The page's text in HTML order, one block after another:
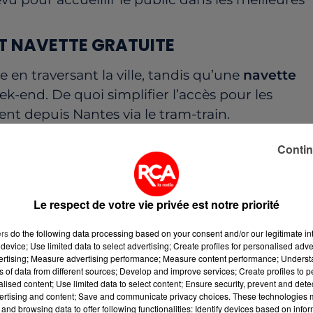
NAVETTE GRATUITE
en traversant la ville, tandis qu’une navette
end. De quoi simplifier l’accès pour les
depuis Nantes via le tram-train.
de la Halle de Béré avec Vincent Gaillard
échassiers et fanfares surprendront les
proposeront manèges à sensations,
sans oublier lefeu d’artifice du dimanche
Le respect de votre vie privée est notre priorité
do the following data processing based on your consent and/or our legitimate
Use limited data to select advertising; Create profiles for personalised
Measure advertising performance; Measure content performance;
of data from different sources; Develop and improve services; Create profiles to
content; Use limited data to select content; Ensure security, prevent and
and content; Save and communicate privacy choices. These technologies
browsing data to offer following functionalities: Identify devices based on